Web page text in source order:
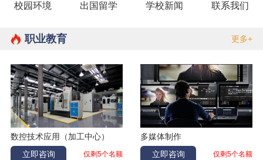
校园环境 出国留学 学校新闻 联系我们
职业教育 更多+
数控技术应用（加工中心）
立即咨询
仅剩5个名额
多媒体制作
立即咨询
仅剩5个名额
卢天一
李学通 加工中心 吉林松原
康悦 幼儿教育 辽宁丹东
张庆辉 数控加工 黑龙江齐齐哈尔
郭彦婷 幼儿教育 辽宁大连
夏凯 数控 吉林延吉